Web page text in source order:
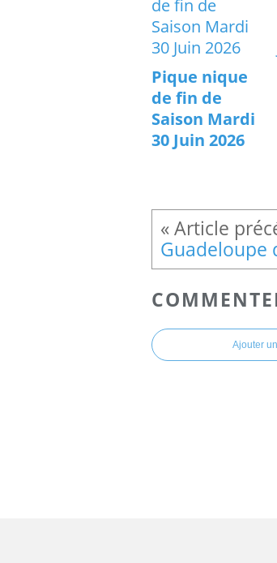
Pique nique
de fin de
Saison Mardi
30 Juin 2026
Ajouter